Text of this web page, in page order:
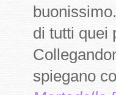
di tutti quei
spiegano